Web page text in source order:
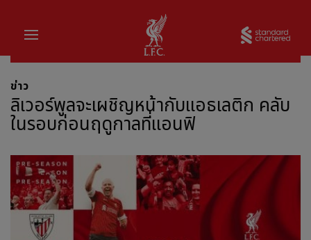
บ้าน
ข่าว
ลิเวอร์พูลจะเผชิญหน้ากับแอธเลติก คลับ
ในรอบก่อนฤดูกาลที่แอนฟิ